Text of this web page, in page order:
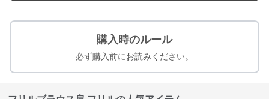
購入時のルール
必ず購入前にお読みください。